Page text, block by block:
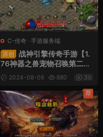
C-传奇 · 手游服务端
原创
战神引擎传奇手游【1.
76神器之兽宠物召唤第二
季】Win一键服务端+安卓苹
果双端+GM授权物品后台
+视频架设教程
2024-08-06 880 30
荐